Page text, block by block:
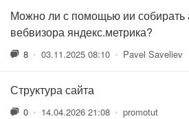
Можно ли с помощью ии собирать
вебвизора яндекс.метрика?
8 • 03.11.2025 08:10 • Pavel Saveliev
Структура сайта
0 • 14.04.2026 21:08 • promotut